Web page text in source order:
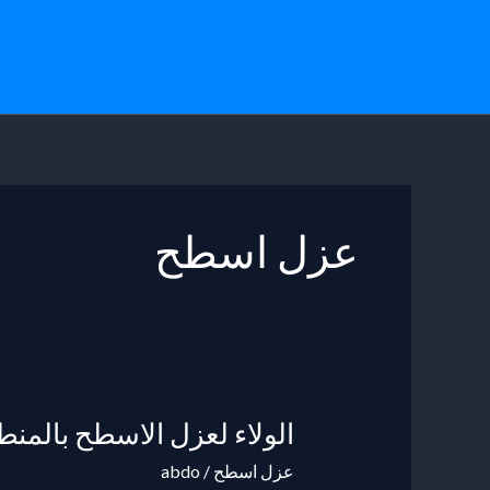
عزل اسطح
الولاء لعزل الاسطح
عزل اسطح /
abdo
الولاء
لعزل
الاسطح